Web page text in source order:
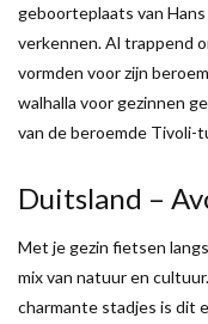
geboorteplaats van
verkennen. Al trappend
vormden voor zijn
walhalla voor gezinnen
van de beroemde Tivoli-
Duitsland –
Met je gezin fietsen
mix van natuur en
charmante stadjes is dit